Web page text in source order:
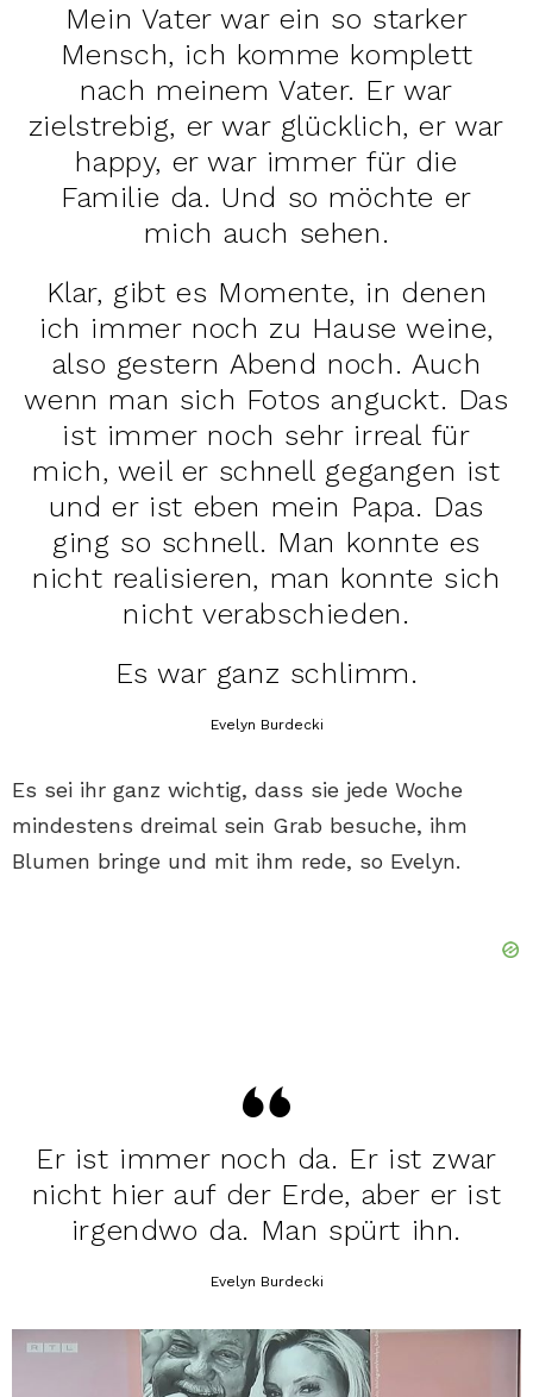
Mein Vater war ein so starker
Mensch, ich komme komplett
nach meinem Vater. Er war
zielstrebig, er war glücklich, er war
happy, er war immer für die
Familie da. Und so möchte er
mich auch sehen.
Klar, gibt es Momente, in denen
ich immer noch zu Hause weine,
also gestern Abend noch. Auch
wenn man sich Fotos anguckt. Das
ist immer noch sehr irreal für
mich, weil er schnell gegangen ist
und er ist eben mein Papa. Das
ging so schnell. Man konnte es
nicht realisieren, man konnte sich
nicht verabschieden.
Es war ganz schlimm.
Evelyn Burdecki
Es sei ihr ganz wichtig, dass sie jede Woche
mindestens dreimal sein Grab besuche, ihm
Blumen bringe und mit ihm rede, so Evelyn.
Er ist immer noch da. Er ist zwar
nicht hier auf der Erde, aber er ist
irgendwo da. Man spürt ihn.
Evelyn Burdecki